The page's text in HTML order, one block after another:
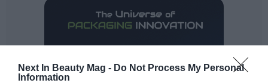
Next In Beauty Mag - Do Not Process My Personal
Information